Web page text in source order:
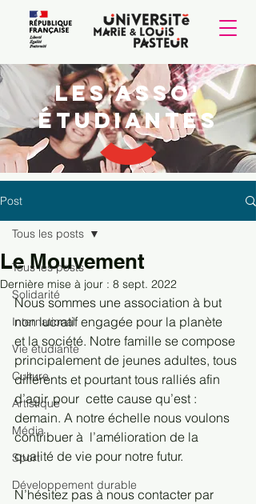
Les Asso'
étudiantes
Post
Tous les posts
Solidarité
International
Vie étudiante
Culture
Artistique
Média
Sport
Développement durable
Tous les posts
Le Mouvement
Dernière mise à jour : 8 sept. 2022
Nous sommes une association à but
non lucratif engagée pour la planète
et la société. Notre famille se compose
principalement de jeunes adultes, tous
différents et pourtant tous ralliés afin
d’agir, pour  cette cause qu’est :
demain. A notre échelle nous voulons
contribuer à  l’amélioration de la
qualité de vie pour notre futur.
N’hésitez pas à nous contacter par